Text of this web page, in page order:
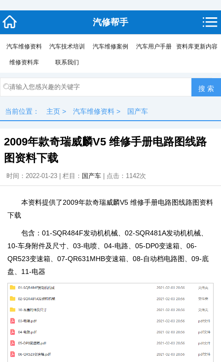
汽修帮手
汽车维修资料 汽车技术培训 汽车维修案例 汽车用户手册 资料库更新内容
维修资料库 联系我们
当前位置： 主页 > 汽车维修资料 > 国产车
2009年款奇瑞威麟V5 维修手册电路图线路
图资料下载
时间：2022-01-23 | 栏目： 国产车 | 点击： 1142次
本资料提供了2009年款奇瑞威麟V5 维修手册电路图线路图资料
下载
包含：01-SQR484F发动机机械、02-SQR481A发动机机械、
10-车身附件及尺寸、03-电喷、04-电路、05-DP0变速箱、06-
QR523变速箱、07-QR631MHB变速箱、08-自动档电路图、09-底
盘、11-电器